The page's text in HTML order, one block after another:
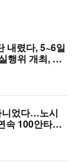
내렸다, 5~6일
행위 개최, 폭
니었다…노시
속 100안타